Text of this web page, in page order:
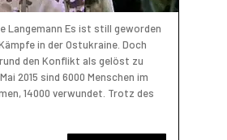
Langemann Es ist still geworden
in der Ostukraine. Doch
den Konflikt als gelöst zu
2015 sind 6000 Menschen im
14000 verwundet. Trotz des